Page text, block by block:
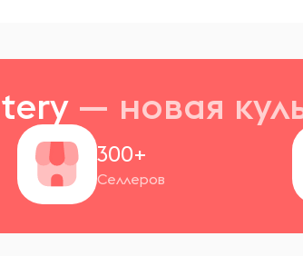
— новая
300+
Селлеров